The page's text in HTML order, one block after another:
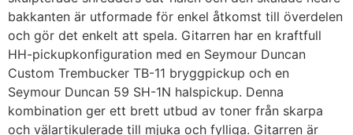
bakkanten är utformade för enkel åtkomst till överdelen
och gör det enkelt att spela. Gitarren har en kraftfull
HH-pickupkonfiguration med en Seymour Duncan
Custom Trembucker TB-11 bryggpickup och en
Seymour Duncan 59 SH-1N halspickup. Denna
kombination ger ett brett utbud av toner från skarpa
och välartikulerade till mjuka och fylliga. Gitarren är